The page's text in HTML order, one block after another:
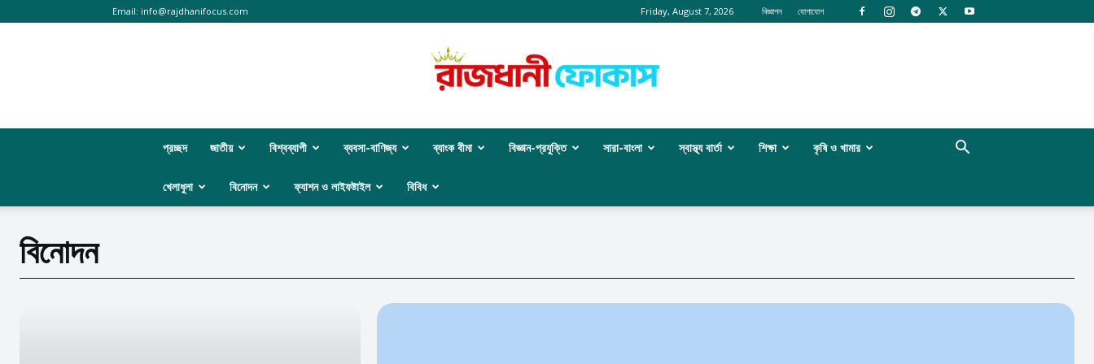
Friday, August 7, 2026 বিজ্ঞাপন যোগাযোগ
Email: info@rajdhanifocus.com
প্রচ্ছদ জাতীয় বিশ্বব্যাপী ব্যবসা-বাণিজ্য ব্যাংক বীমা বিজ্ঞান-প্রযুক্তি সারা-বাংলা স্বাস্থ্য বার্তা শিক্ষা কৃষি ও খামার
খেলাধুলা বিনোদন ফ্যাশন ও লাইফষ্টাইল বিবিধ
বিনোদন